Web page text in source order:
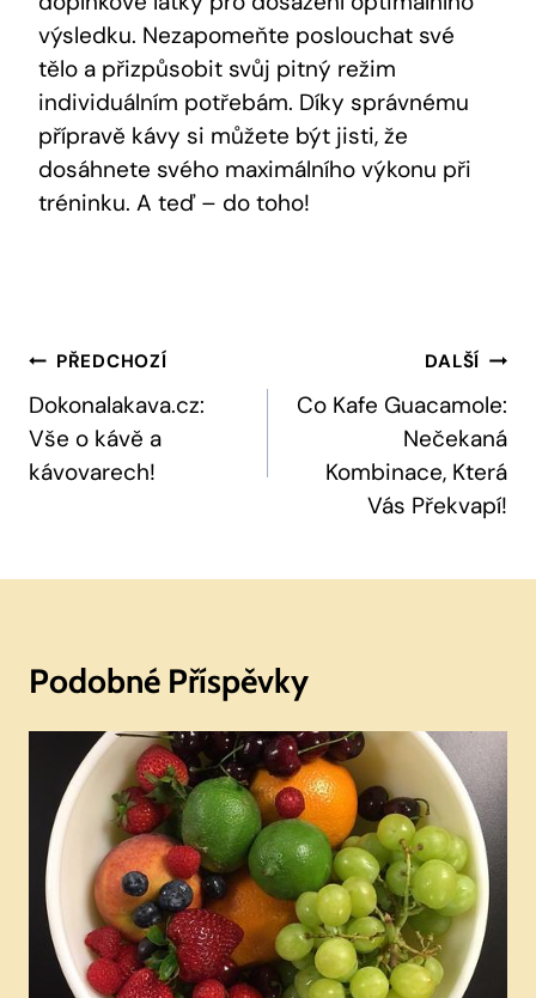
výsledku. Nezapomeňte poslouchat své
tělo a⁢ přizpůsobit‌ svůj pitný režim⁤
individuálním‌ potřebám. Díky správnému
přípravě⁣ kávy ‍si můžete ‌být jisti, že⁣
dosáhnete svého maximálního ‌výkonu při
tréninku.​ A ⁢teď – do ⁢toho!
Navigace
Pro
Příspěvek
PŘEDCHOZÍ
Dokonalakava.cz:
Vše o kávě a
kávovarech!
DALŠÍ
Co Kafe Guacamole:
Nečekaná
Kombinace, Která
Vás Překvapí!
Podobné Příspěvky